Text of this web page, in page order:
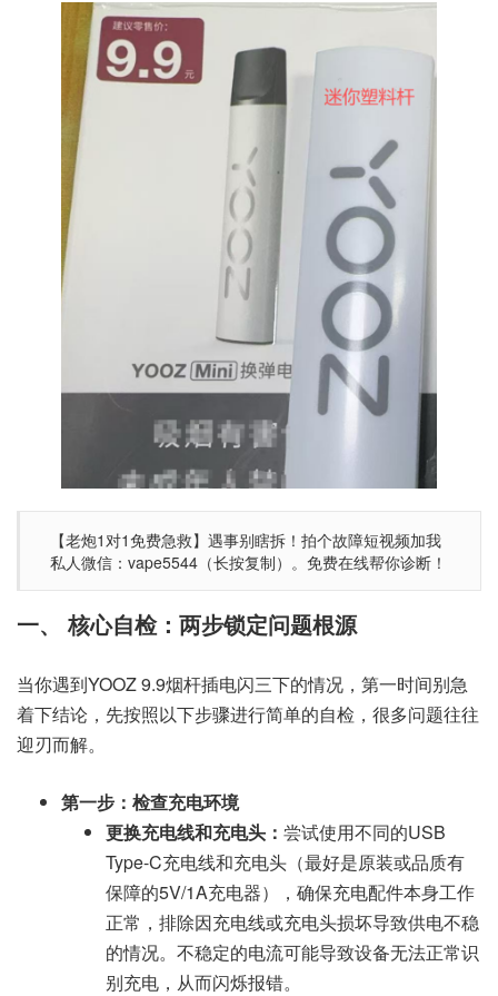
【老炮1对1免费急救】遇事别瞎拆！拍个故障短视频加我
私人微信：vape5544（长按复制）。免费在线帮你诊断！
一、 核心自检：两步锁定问题根源
当你遇到YOOZ 9.9烟杆插电闪三下的情况，第一时间别急
着下结论，先按照以下步骤进行简单的自检，很多问题往往
迎刃而解。
第一步：检查充电环境
更换充电线和充电头： 尝试使用不同的USB
Type-C充电线和充电头（最好是原装或品质有
保障的5V/1A充电器），确保充电配件本身工作
正常，排除因充电线或充电头损坏导致供电不稳
的情况。不稳定的电流可能导致设备无法正常识
别充电，从而闪烁报错。